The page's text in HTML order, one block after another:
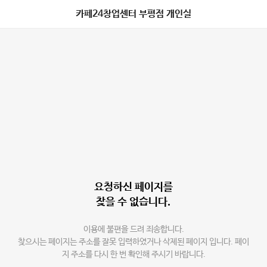
카페24창업센터 부평점 개인실
요청하신 페이지를
찾을 수 없습니다.
이용에 불편을 드려 죄송합니다.
찾으시는 페이지는 주소를 잘못 입력하였거나 삭제된 페이지 입니다. 페이
지 주소를 다시 한 번 확인해 주시기 바랍니다.